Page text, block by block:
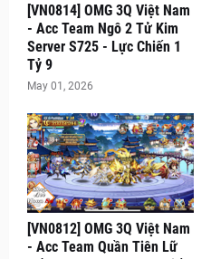
[VN0814] OMG 3Q Việt Nam
- Acc Team Ngô 2 Tử Kim
Server S725 - Lực Chiến 1
Tỷ 9
May 01, 2026
[VN0812] OMG 3Q Việt Nam
- Acc Team Quần Tiên Lữ